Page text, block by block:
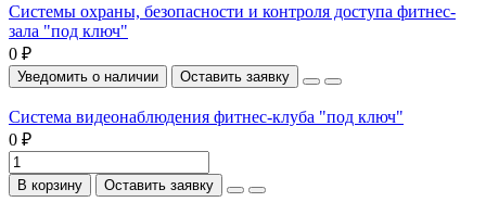
Системы охраны, безопасности и контроля доступа фитнес-
зала "под ключ"
0 ₽
Уведомить о наличии Оставить заявку
Система видеонаблюдения фитнес-клуба "под ключ"
0 ₽
В корзину Оставить заявку